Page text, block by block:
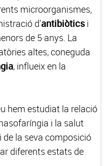
microorganismes,
d'antibiòticsi
de 5 anys. La
altes, coneguda
, influeix en la
hem estudiat la relació
i la salut
la seva composició
diferents estats de